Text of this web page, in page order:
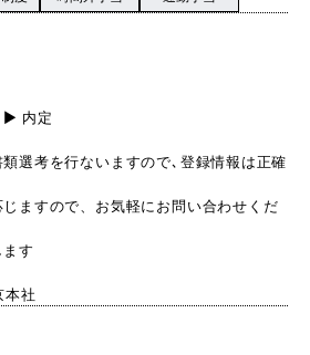
▶ 内定
選考を行ないますので､登録情報は正確
ますので、お気軽にお問い合わせくだ
す
本社